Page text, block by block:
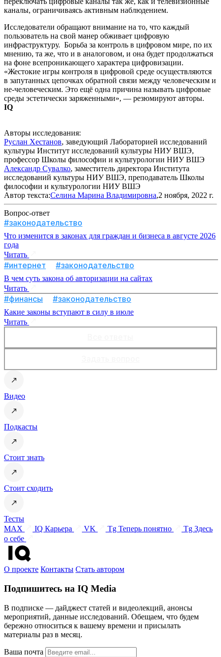
каналы, ограничиваясь активным наблюдением.
Исследователи обращают внимание на то, что каждый
пользователь на свой манер обживает цифровую
инфраструктуру. Борьба за контроль в цифровом мире, по их
мнению, та же, что и в аналоговом, и она будет продолжаться
на фоне всепроникающего характера цифровизации.
«Жестокие игры контроля в цифровой среде осуществляются
в запутанных цепочках обратной связи между человеческим и
не-человеческим. Это ещё одна причина называть цифровые
среды эстетически заряженными», — резюмируют авторы.
IQ
Авторы исследования:
Руслан Хестанов, заведующий Лабораторией исследований
культуры Институт исследований культуры НИУ ВШЭ,
профессор Школы философии и культурологии НИУ ВШЭ
Александр Сувалко, заместитель директора Института
исследований культуры НИУ ВШЭ, преподаватель Школы
философии и культурологии НИУ ВШЭ
Автор текста:Селина Марина Владимировна,2 ноября, 2022 г.
Вопрос-ответ
#законодательство
Что изменится в законах для граждан и бизнеса в августе 2026
года
Читать
#интернет #законодательство
В чем суть закона об авторизации на сайтах
Читать
#финансы #законодательство
Какие законы вступают в силу в июле
Читать
Видео
Подкасты
Стоит знать
Стоит сходить
Тесты
MAX
IQ Карьера VK Tg Теперь понятно
Tg Здесь
о себе
О проекте Контакты Стать автором
Подпишитесь на IQ Media
В подписке — дайджест статей и видеолекций, анонсы
мероприятий, данные исследований. Обещаем, что будем
бережно относиться к вашему времени и присылать
материалы раз в месяц.
Ваша почта